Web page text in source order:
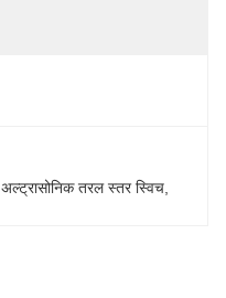
अल्ट्रासोनिक तरल स्तर स्विच